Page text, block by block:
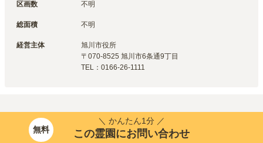
区画数 不明
総面積 不明
経営主体 旭川市役所
〒 070-8525 旭川市6条通9丁目
TEL： 0166-26-1111
無料
＼ かんたん1分 ／
この霊園にお問い合わせ